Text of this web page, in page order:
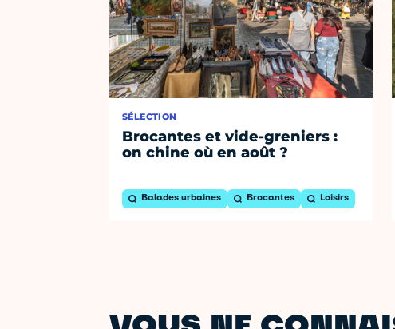
SÉLECTION
Brocantes et vide-greniers :
on chine où en août ?
Balades urbaines Brocantes Loisirs